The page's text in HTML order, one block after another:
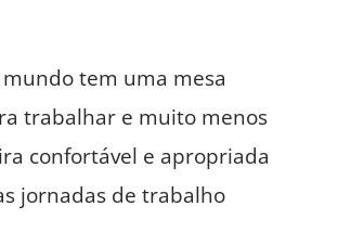
tem uma mesa
trabalhar e muito menos
confortável e apropriada
jornadas de trabalho